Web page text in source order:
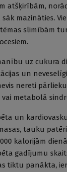
atšķirībām,
mazināties.
slimībām
uz cukura
un
nereti
metabolā
un
tauku
kalorijām
gadījumu
tiktu panākta,